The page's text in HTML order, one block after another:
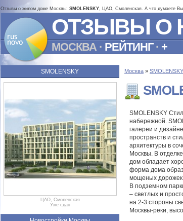
Отзывы о жилом доме Москвы: SMOLENSKY, ЦАО, Смоленская. А что думаете
ОТЗЫВЫ О
МОСКВА · РЕЙТИНГ· +
SMOLENSKY
ЦАО, Смоленская
Уже сдан
Москва » SMOLENSKY
SMOLENSKY
набережной.
галереи и
пространств и
архитектуры в
Москвы. В
дом обладает
форма дома
мощеных
В подземном
– светлых и
на 2-3 стороны
Москвы-реки,